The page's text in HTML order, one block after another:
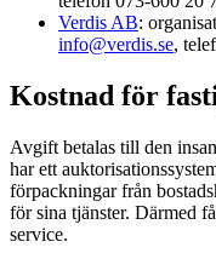
Verdis AB:
info@verdis.se,
Kostnad för
Avgift betalas till den
har ett
förpackningar från
för sina tjänster. Därmed
service.